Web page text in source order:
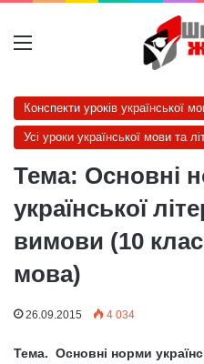
Меню
Конспекти уроків української
Усі уроки української мови та
Тема: Основні
української
вимови (10
мова)
26.09.2015 4 034
Тема. Основні норми